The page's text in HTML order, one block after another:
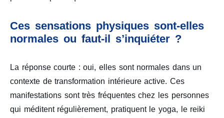
Ces sensations physiques sont-elles
normales ou faut-il s’inquiéter ?
La réponse courte : oui, elles sont normales dans un
contexte de transformation intérieure active. Ces
manifestations sont très fréquentes chez les personnes
qui méditent régulièrement, pratiquent le yoga, le reiki